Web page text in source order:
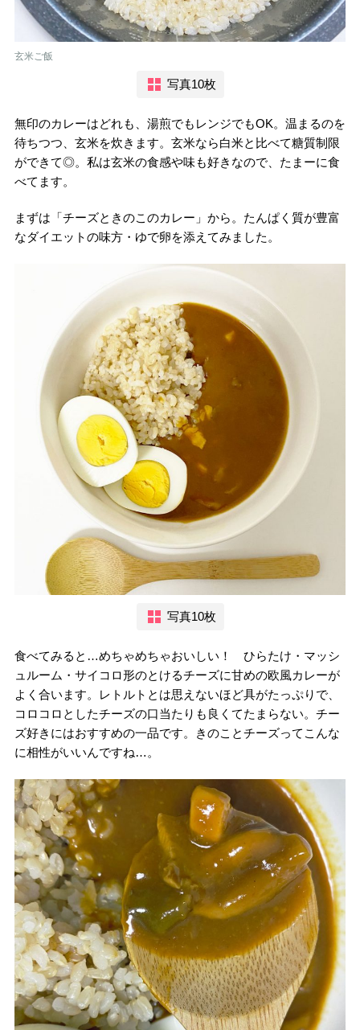
玄米ご飯
写真10枚
無印のカレーはどれも、湯煎でもレンジでもOK。温まるのを
待ちつつ、玄米を炊きます。玄米なら白米と比べて糖質制限
ができて◎。私は玄米の食感や味も好きなので、たまーに食
べてます。
まずは「チーズときのこのカレー」から。たんぱく質が豊富
なダイエットの味方・ゆで卵を添えてみました。
写真10枚
食べてみると…めちゃめちゃおいしい！ ひらたけ・マッシ
ュルーム・サイコロ形のとけるチーズに甘めの欧風カレーが
よく合います。レトルトとは思えないほど具がたっぷりで、
コロコロとしたチーズの口当たりも良くてたまらない。チー
ズ好きにはおすすめの一品です。きのことチーズってこんな
に相性がいいんですね…。